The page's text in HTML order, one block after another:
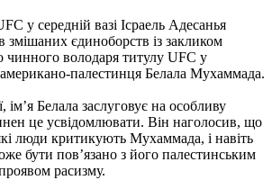
у середній вазі Ісраель Адесанья
змішаних єдиноборств із закликом
чинного володаря титулу UFC у
американо-палестинця Белала Мухаммада.
ім’я Белала заслуговує на особливу
це усвідомлювати. Він наголосив, що
люди критикують Мухаммада, і навіть
бути пов’язано з його палестинським
расизму.